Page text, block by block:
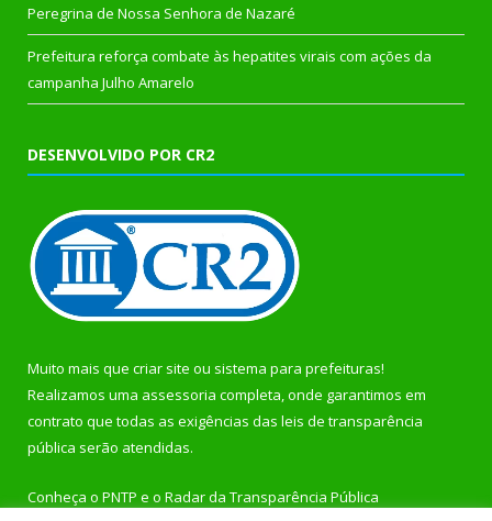
Peregrina de Nossa Senhora de Nazaré
Prefeitura reforça combate às hepatites virais com ações da
campanha Julho Amarelo
DESENVOLVIDO POR CR2
Muito mais que criar site ou sistema para prefeituras!
Realizamos uma assessoria completa, onde garantimos em
contrato que todas as exigências das leis de transparência
pública serão atendidas.
Conheça o PNTP e o Radar da Transparência Pública